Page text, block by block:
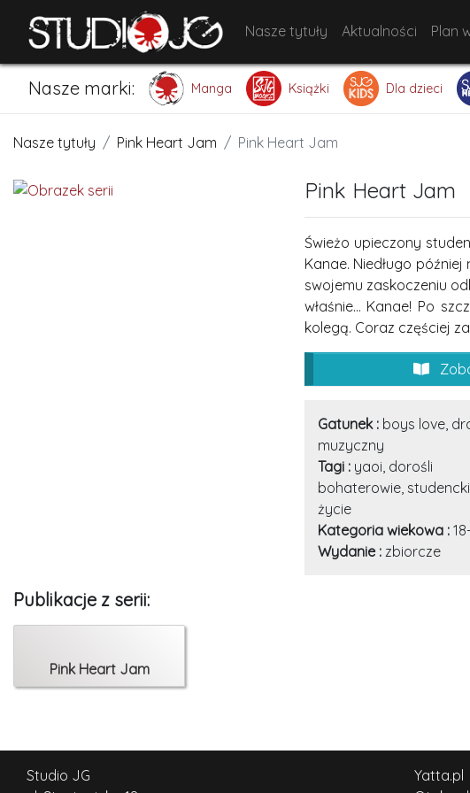
Nasze tytuły Aktualności Plan
Nasze marki: Manga Książki Dla dzieci
Nasze tytuły Pink Heart Jam Pink Heart Jam
Pink Heart Jam
Świeżo upieczony
Kanae. Niedługo
swojemu zaskoczeniu
właśnie... Kanae! Po
kolegą. Coraz częściej
Gatunek : boys love,
muzyczny
Tagi : yaoi, dorośli
bohaterowie,
życie
Kategoria wiekowa :
Wydanie : zbiorcze
Publikacje z serii:
Pink Heart Jam
Studio JG
Yatta.pl